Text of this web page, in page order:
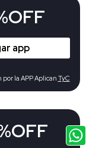
app
la APP Aplican TyC